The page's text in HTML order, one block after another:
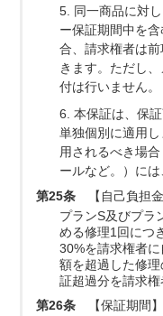
5. 同一商品に対
ー保証期間中を
合、請求権者は
きます。ただし
付は行いません。
6. 本保証は、保
単独個別に適用
用されるべき場
ールなど。）には
第25条
【自己負担金
プランS及びプラ
める修理1回につ
30%を請求権者
額を超過した修
証超過分を請求権
第26条
【保証期間】